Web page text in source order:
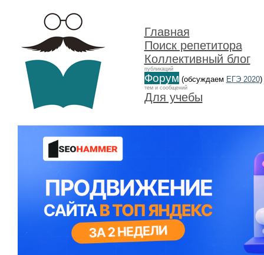
Главная
Поиск репетитора
Коллективный блог
публикаций
Форум (обсуждаем ЕГЭ 2020)
тем и сообщений
Для учебы